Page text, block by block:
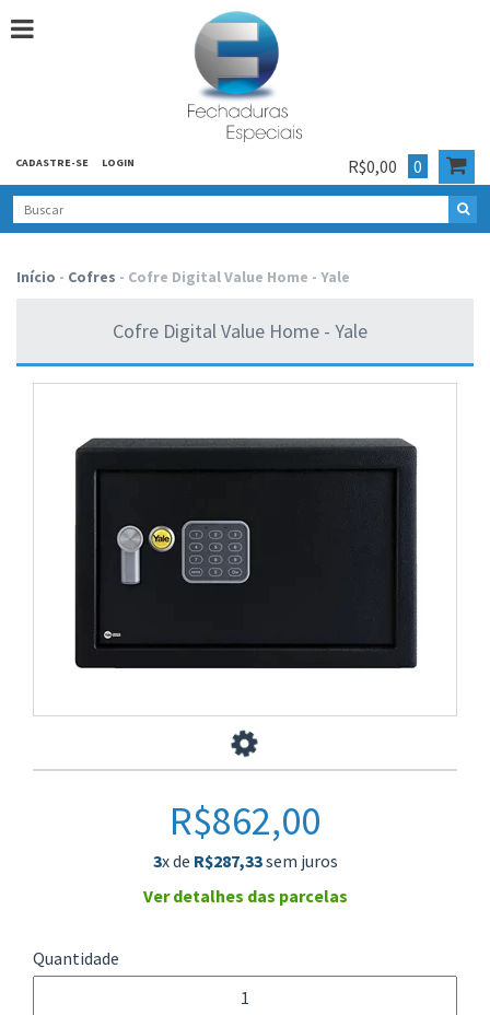
CADASTRE-SE LOGIN 0
R$0,00
Início - Cofres - Cofre Digital Value Home - Yale
Cofre Digital Value Home - Yale
R$862,00
3x de R$287,33sem juros
Ver detalhes das parcelas
Quantidade